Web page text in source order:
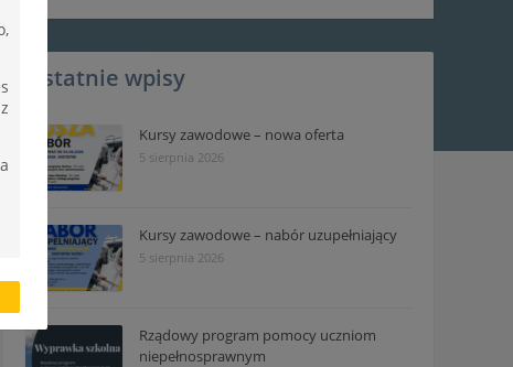
Ostatnie wpisy
Kursy zawodowe – nowa oferta
5 sierpnia 2026
Kursy zawodowe – nabór uzupełniający
5 sierpnia 2026
Rządowy program pomocy uczniom
niepełnosprawnym